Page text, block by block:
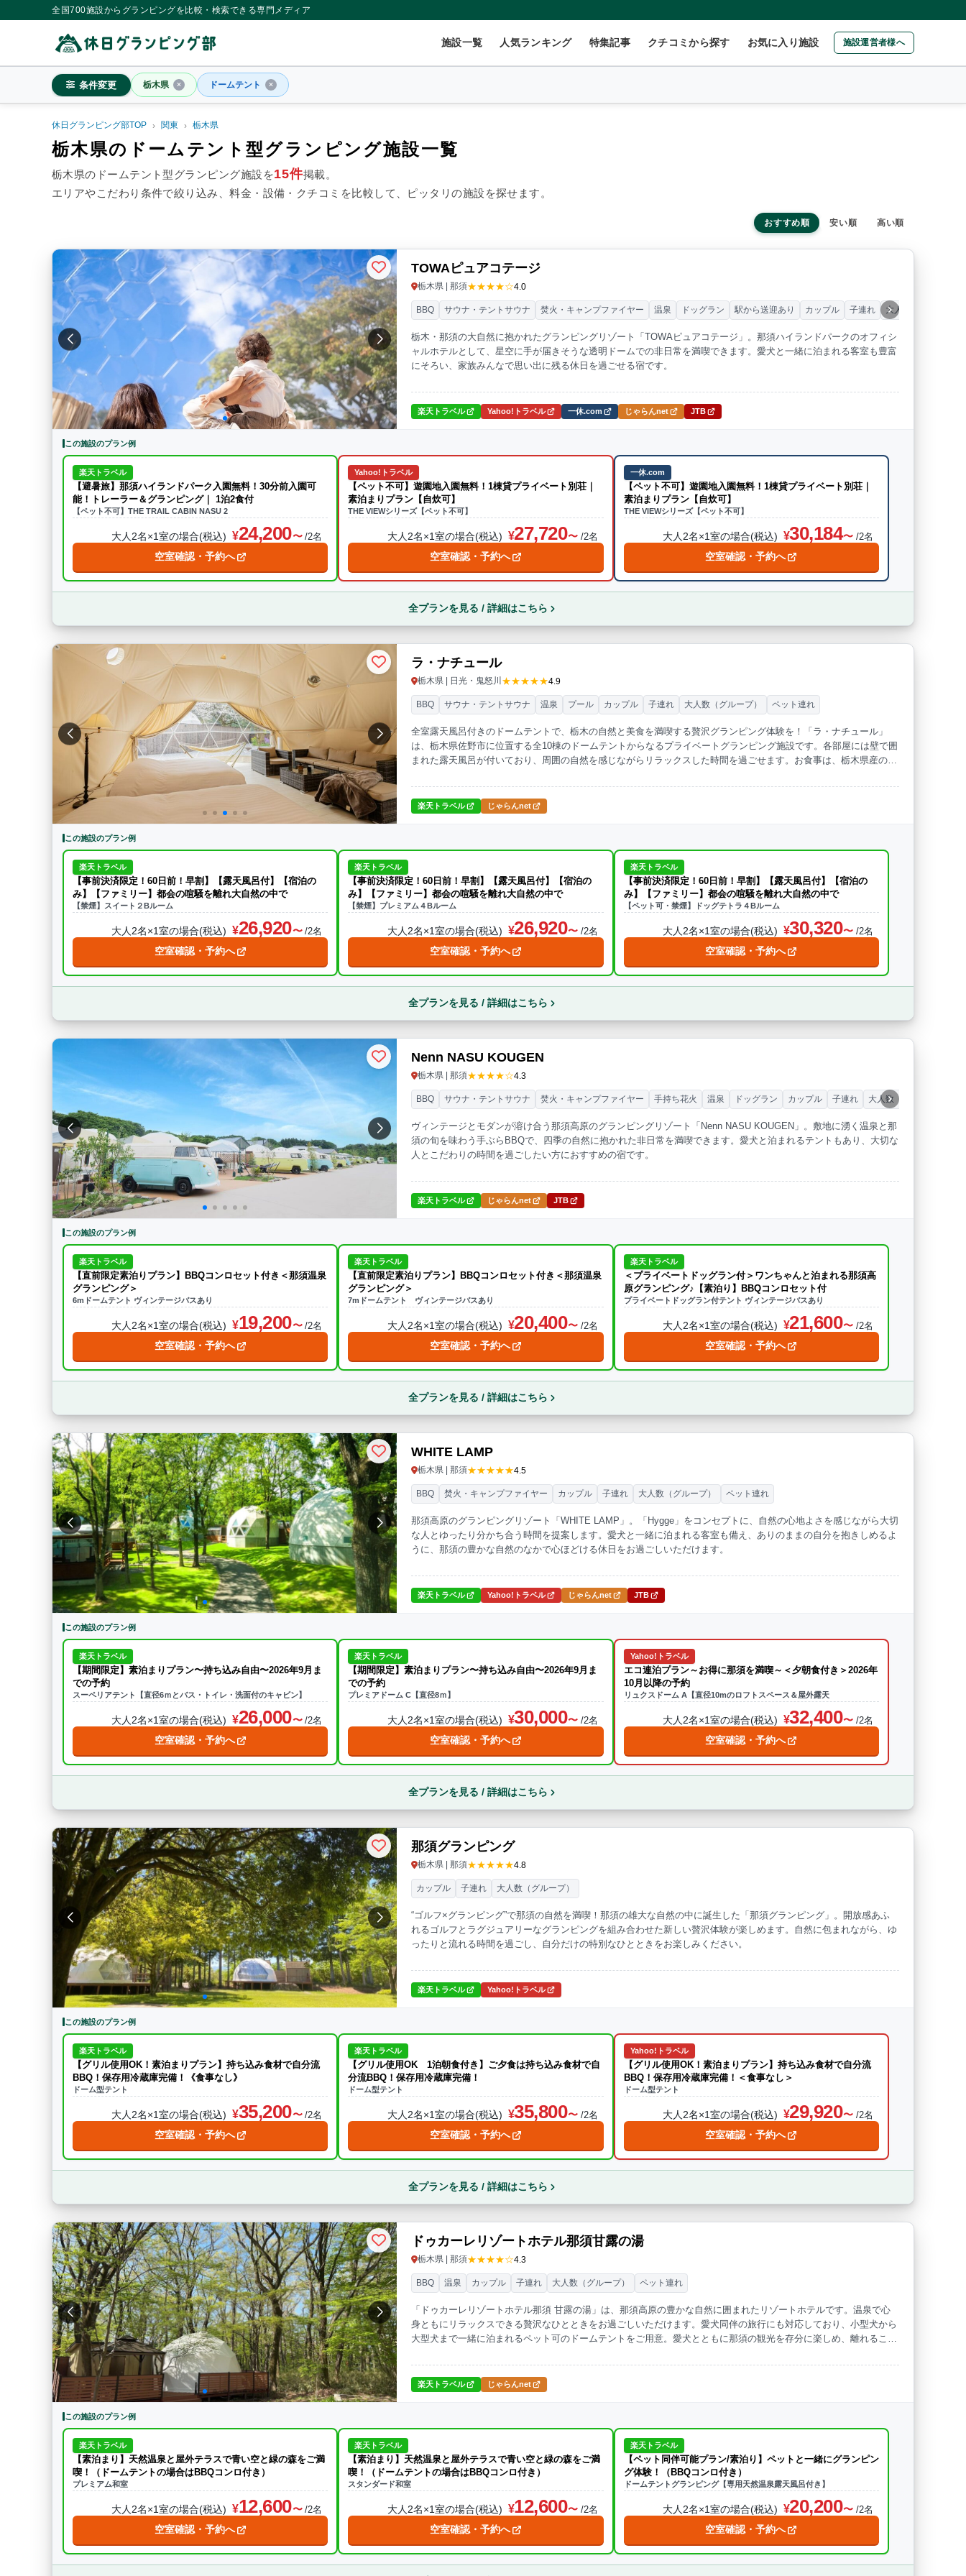
全国700施設からグランピングを比較・検索できる専門メディア
施設一覧 人気ランキング 特集記事 クチコミから探す お気に入り施設 施設運営者様へ
条件変更 栃木県 ドームテント
栃木県
シチュエーション
子連れ 大人数(グループ)
ペット連れ
施設タイプ
ドームテント コットンテント コテージ・ロッジ バンガロー・キャビン
1組限定貸切
特徴・アクティビティ
BBQ サウナ・テントサウナ 焚火・キャンプファイヤー 手持ち花火 温泉 プール 海水浴
駅から徒歩15分以内 駅から送迎あり
条件をクリア
休日グランピング部TOP 関東 栃木県
栃木県のドームテント型グランピング施設一覧
栃木県のドームテント型グランピング施設を15件掲載。
エリアやこだわり条件で絞り込み、料金・設備・クチコミを比較して、ピッタリの施設を探せます。
おすすめ順 安い順 高い順
TOWAピュアコテージ
栃木県 | 那須★★★★☆4.0
栃木・那須の大自然に抱かれたグランピングリゾート「TOWAピュアコテージ」。那須ハイランドパークのオフィシ
ャルホテルとして、星空に手が届きそうな透明ドームでの非日常を満喫できます。愛犬と一緒に泊まれる客室も豊富
にそろい、家族みんなで思い出に残る休日を過ごせる宿です。
BBQ サウナ・テントサウナ 焚火・キャンプファイヤー 温泉 ドッグラン 駅から送迎あり カップル 子連れ 大人数（グループ）
楽天トラベル Yahoo!トラベル 一休.com じゃらんnet JTB
この施設のプラン例
楽天トラベル
【避暑旅】那須ハイランドパーク入園無料！30分前入園可
能！トレーラー＆グランピング｜ 1泊2食付
【ペット不可】THE TRAIL CABIN NASU 2
大人2名×1室の場合(税込) 24,200 /2名
空室確認・予約へ
Yahoo!トラベル
【ペット不可】遊園地入園無料！1棟貸プライベート別荘｜
素泊まりプラン【自炊可】
THE VIEWシリーズ【ペット不可】
大人2名×1室の場合(税込) 27,720 /2名
空室確認・予約へ
一休.com
【ペット不可】遊園地入園無料！1棟貸プライベート別荘｜
素泊まりプラン【自炊可】
THE VIEWシリーズ【ペット不可】
大人2名×1室の場合(税込) 30,184 /2名
空室確認・予約へ
全プランを見る / 詳細はこちら
ラ・ナチュール
栃木県 | 日光・鬼怒川 ★★★★★4.9
全室露天風呂付きのドームテントで、栃木の自然と美食を満喫する贅沢グランピング体験を！「ラ・ナチュール」
は、栃木県佐野市に位置する全10棟のドームテントからなるプライベートグランピング施設です。各部屋には壁で囲
まれた露天風呂が付いており、周囲の自然を感じながらリラックスした時間を過ごせます。お食事は、栃木県産の食
客様自身で作るホットサンドをお楽しみいただけます。管理棟には、宿泊者全員が利用できるドリンク・ソフトクリ
ームバーや、光明石の人工温泉とシルキーバスの2種類のお風呂が完備されています。また、要予約・別途料金でバ
レルサウナの利用も可能です。家族やカップルで、特別なひとときをお過ごしください。
BBQ サウナ・テントサウナ 温泉 プール カップル 子連れ 大人数（グループ） ペット連れ
楽天トラベル じゃらんnet
この施設のプラン例
楽天トラベル
【事前決済限定！60日前！早割】【露天風呂付】【宿泊の
み】【ファミリー】都会の喧騒を離れ大自然の中で
【禁煙】スイート２Bルーム
大人2名×1室の場合(税込) 26,920 /2名
空室確認・予約へ
楽天トラベル
【事前決済限定！60日前！早割】【露天風呂付】【宿泊の
み】【ファミリー】都会の喧騒を離れ大自然の中で
【禁煙】プレミアム４Bルーム
大人2名×1室の場合(税込) 26,920 /2名
空室確認・予約へ
楽天トラベル
【事前決済限定！60日前！早割】【露天風呂付】【宿泊の
み】【ファミリー】都会の喧騒を離れ大自然の中で
【ペット可・禁煙】ドッグテトラ４Bルーム
大人2名×1室の場合(税込) 30,320 /2名
空室確認・予約へ
全プランを見る / 詳細はこちら
Nenn NASU KOUGEN
栃木県 | 那須★★★★☆4.3
ヴィンテージとモダンが溶け合う那須高原のグランピングリゾート「Nenn NASU KOUGEN」。敷地に湧く温泉と那
須の旬を味わう手ぶらBBQで、四季の自然に抱かれた非日常を満喫できます。愛犬と泊まれるテントもあり、大切な
人とこだわりの時間を過ごしたい方におすすめの宿です。
BBQ サウナ・テントサウナ 焚火・キャンプファイヤー 手持ち花火 温泉 ドッグラン カップル 子連れ 大人数（グループ）
楽天トラベル じゃらんnet JTB
この施設のプラン例
楽天トラベル
【直前限定素泊りプラン】BBQコンロセット付き＜那須温泉
グランピング＞
6mドームテント ヴィンテージバスあり
大人2名×1室の場合(税込) 19,200 /2名
空室確認・予約へ
楽天トラベル
【直前限定素泊りプラン】BBQコンロセット付き＜那須温泉
グランピング＞
7mドームテント ヴィンテージバスあり
大人2名×1室の場合(税込) 20,400 /2名
空室確認・予約へ
楽天トラベル
＜プライベートドッグラン付＞ワンちゃんと泊まれる那須高
原グランピング♪【素泊り】BBQコンロセット付
プライベートドッグラン付テント ヴィンテージバスあり
大人2名×1室の場合(税込) 21,600 /2名
空室確認・予約へ
全プランを見る / 詳細はこちら
WHITE LAMP
栃木県 | 那須★★★★★4.5
那須高原のグランピングリゾート「WHITE LAMP」。「Hygge」をコンセプトに、自然の心地よさを感じながら大切
な人とゆったり分かち合う時間を提案します。愛犬と一緒に泊まれる客室も備え、ありのままの自分を抱きしめるよ
うに、那須の豊かな自然のなかで心ほどける休日をお過ごしいただけます。
BBQ 焚火・キャンプファイヤー カップル 子連れ 大人数（グループ） ペット連れ
楽天トラベル Yahoo!トラベル じゃらんnet JTB
この施設のプラン例
楽天トラベル
【期間限定】素泊まりプラン〜持ち込み自由〜2026年9月ま
での予約
スーペリアテント【直径6ｍとバス・トイレ・洗面付のキャビン】
大人2名×1室の場合(税込) 26,000 /2名
空室確認・予約へ
楽天トラベル
【期間限定】素泊まりプラン〜持ち込み自由〜2026年9月ま
での予約
プレミアドーム C【直径8ｍ】
大人2名×1室の場合(税込) 30,000 /2名
空室確認・予約へ
Yahoo!トラベル
エコ連泊プラン～お得に那須を満喫～＜夕朝食付き＞2026年
10月以降の予約
リュクスドーム A【直径10mのロフトスペース＆屋外露天
大人2名×1室の場合(税込) 32,400 /2名
空室確認・予約へ
全プランを見る / 詳細はこちら
那須グランピング
栃木県 | 那須★★★★★4.8
“ゴルフ×グランピング”で那須の自然を満喫！那須の雄大な自然の中に誕生した「那須グランピング」。開放感あふ
れるゴルフとラグジュアリーなグランピングを組み合わせた新しい贅沢体験が楽しめます。自然に包まれながら、ゆ
ったりと流れる時間を過ごし、自分だけの特別なひとときをお楽しみください。
カップル 子連れ 大人数（グループ）
楽天トラベル Yahoo!トラベル
この施設のプラン例
楽天トラベル
【グリル使用OK！素泊まりプラン】持ち込み食材で自分流
BBQ！保存用冷蔵庫完備！《食事なし》
ドーム型テント
大人2名×1室の場合(税込) 35,200 /2名
空室確認・予約へ
楽天トラベル
【グリル使用OK 1泊朝食付き】ご夕食は持ち込み食材で自
分流BBQ！保存用冷蔵庫完備！
ドーム型テント
大人2名×1室の場合(税込) 35,800 /2名
空室確認・予約へ
Yahoo!トラベル
【グリル使用OK！素泊まりプラン】持ち込み食材で自分流
BBQ！保存用冷蔵庫完備！＜食事なし＞
ドーム型テント
大人2名×1室の場合(税込) 29,920 /2名
空室確認・予約へ
全プランを見る / 詳細はこちら
ドゥカーレリゾートホテル那須甘露の湯
栃木県 | 那須★★★★☆4.3
「ドゥカーレリゾートホテル那須 甘露の湯」は、那須高原の豊かな自然に囲まれたリゾートホテルです。温泉で心
身ともにリラックスできる贅沢なひとときをお過ごしいただけます。愛犬同伴の旅行にも対応しており、小型犬から
大型犬まで一緒に泊まれるペット可のドームテントをご用意。愛犬とともに那須の観光を存分に楽しめ、離れること
BBQ 温泉 カップル 子連れ 大人数（グループ） ペット連れ
楽天トラベル じゃらんnet
この施設のプラン例
楽天トラベル
【素泊まり】天然温泉と屋外テラスで青い空と緑の森をご満
喫！（ドームテントの場合はBBQコンロ付き）
プレミアム和室
大人2名×1室の場合(税込) 12,600 /2名
空室確認・予約へ
楽天トラベル
【素泊まり】天然温泉と屋外テラスで青い空と緑の森をご満
喫！（ドームテントの場合はBBQコンロ付き）
スタンダード和室
大人2名×1室の場合(税込) 12,600 /2名
空室確認・予約へ
楽天トラベル
【ペット同伴可能プラン/素泊り】ペットと一緒にグランピン
グ体験！（BBQコンロ付き）
ドームテントグランピング【専用天然温泉露天風呂付き】
大人2名×1室の場合(税込) 20,200 /2名
空室確認・予約へ